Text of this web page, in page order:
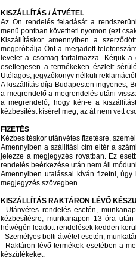
KISZÁLLÍTÁS / ÁTVÉTEL
Az Ön rendelés feladását a
menü pontban követheti nyomon (ezt
Kiszállításkor amennyiben a
megpróbálja Önt a megadott
levelet a csomag tartalmazza. Kérjük
esetlegesen a termékeken észlelt
Utólagos, jegyzőkönyv nélküli
A kiszállítás díja Budapesten ingyenes,
a megrendelő a megrendelés utáni
a megrendelő, hogy kéri-e a
kézbesítést kísérel meg, az át nem vett
FIZETÉS
Kézbesítéskor utánvétes fizetésre,
Amennyiben a szállítási cím eltér a
jelezze a megjegyzés rovatban. Ez
rendelés beérkezése után nem áll
Amennyiben utalással kíván fizetni,
megjegyzés szövegben.
KISZÁLLÍTÁS RAKTÁRON LÉVŐ
- Utánvétes rendelés esetén,
kézbesítésre, munkanapon 13 óra
hétvégén leadott rendelések kedden
- Személyes bolti átvétel esetén,
- Raktáron lévő termékek esetében a
készülékeket.